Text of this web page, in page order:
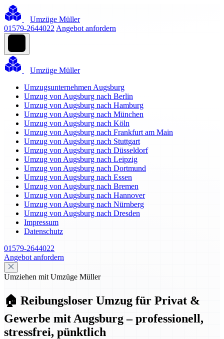
Umzüge Müller
01579-2644022 Angebot anfordern
Umzüge Müller
Umzugsunternehmen Augsburg
Umzug von Augsburg nach Berlin
Umzug von Augsburg nach Hamburg
Umzug von Augsburg nach München
Umzug von Augsburg nach Köln
Umzug von Augsburg nach Frankfurt am Main
Umzug von Augsburg nach Stuttgart
Umzug von Augsburg nach Düsseldorf
Umzug von Augsburg nach Leipzig
Umzug von Augsburg nach Dortmund
Umzug von Augsburg nach Essen
Umzug von Augsburg nach Bremen
Umzug von Augsburg nach Hannover
Umzug von Augsburg nach Nürnberg
Umzug von Augsburg nach Dresden
Impressum
Datenschutz
01579-2644022
Angebot anfordern
Umziehen mit Umzüge Müller
🏠 Reibungsloser Umzug für Privat &
Gewerbe mit Augsburg – professionell,
stressfrei, pünktlich